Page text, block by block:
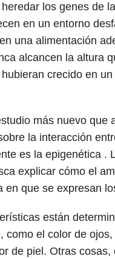
los genes de
en un entorno
una alimentación
alcancen la altura
crecido en
más nuevo que
la interacción
es la epigenética .
explicar cómo el
en que se expresan
están
como el color de
de piel. Otras cosas,